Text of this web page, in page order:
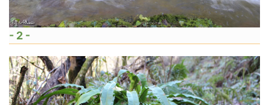
- 2 -